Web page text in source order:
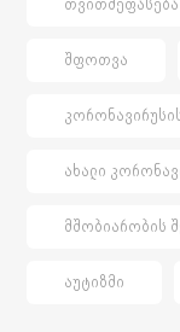
ᲗᲕᲘᲗᲨᲔᲤᲐᲡᲔᲑᲐ
ᲨᲤᲝᲗᲕᲐ
ᲐᲮᲐᲚᲘ
ᲛᲨᲝᲑᲘᲐᲠᲝᲑᲘᲡ
ᲐᲣᲢᲘᲖᲛᲘ